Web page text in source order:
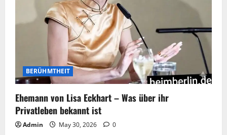
BERÜHMTHEIT
Ehemann von Lisa Eckhart – Was über ihr
Privatleben bekannt ist
Admin May 30, 2026
0